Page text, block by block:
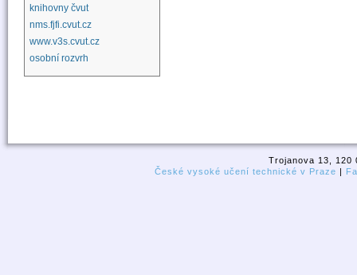
knihovny čvut
nms.fjfi.cvut.cz
www.v3s.cvut.cz
osobní rozvrh
Trojanova 13, 120
České vysoké učení technické v Praze |